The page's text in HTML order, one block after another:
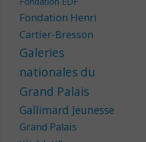
Fondation Henri
Cartier-Bresson
Galeries
nationales du
Grand Palais
Gallimard Jeunesse
Grand Palais